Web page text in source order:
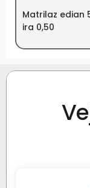
Matrilaz edian
ira 0,50